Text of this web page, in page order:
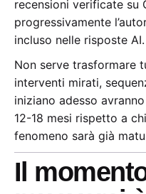
recensioni verificate
progressivamente
incluso nelle risposte AI.
Non serve trasformare
interventi mirati,
iniziano adesso
12-18 mesi rispetto a
fenomeno sarà già
Il